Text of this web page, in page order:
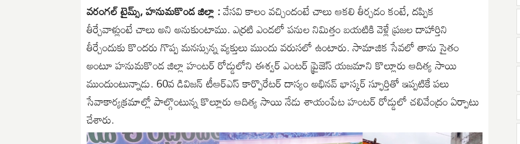
వరంగల్ టైమ్స్, హనుమకొండ జిల్లా :వేసవి కాలం వచ్చిందంటే చాలు ఆకలి తీర్చడం కంటే, దప్పిక
తీర్చేవాళ్లుంటే చాలు అని అనుకుంటాము. ఎర్రటి ఎండలో పనుల నిమిత్తం బయటికి వెళ్లే ప్రజల దాహార్తిని
తీర్చేందుకు కొందరు గొప్ప మనస్సున్న వ్యక్తులు ముందు వరుసలో ఉంటారు. సామాజిక సేవలో తాను సైతం
అంటూ హనుమకొండ జిల్లా హంటర్ రోడ్డులోని ఈశ్వర్ ఎంటర్ ప్రైజెస్ యజమాని కొల్లూరు ఆదిత్య సాయి
ముందుంటున్నాడు. 60వ డివిజన్ టీఆర్ఎస్ కార్పొరేటర్ దాస్యం అభినవ్ భాస్కర్ స్ఫూర్తితో ఇప్పటికే పలు
సేవాకార్యక్రమాల్లో పాల్గొంటున్న కొల్లూరు ఆదిత్య సాయి నేడు శాయంపేట హంటర్ రోడ్డులో చలివేంద్రం ఏర్పాటు
చేశారు.